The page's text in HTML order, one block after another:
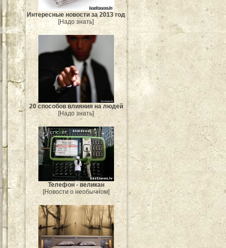
Интересные новости за 2013 год
[Надо знать]
20 способов влияния на людей
[Надо знать]
Телефон - великан
[Новости о необычном]